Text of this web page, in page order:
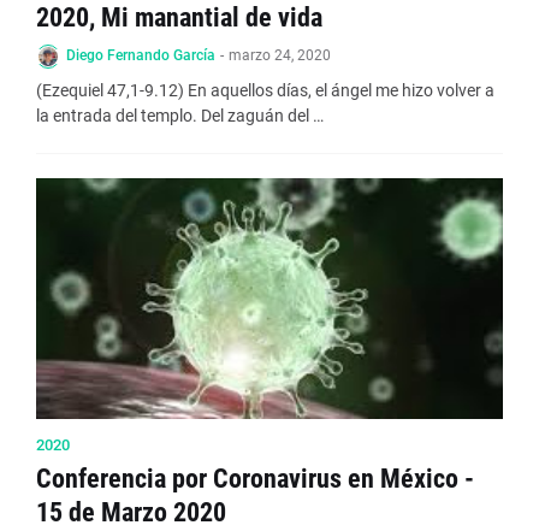
2020, Mi manantial de vida
Diego Fernando García - marzo 24, 2020
(Ezequiel 47,1-9.12) En aquellos días, el ángel me hizo volver a
la entrada del templo. Del zaguán del …
2020
Conferencia por Coronavirus en México -
15 de Marzo 2020